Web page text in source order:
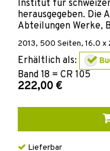
Institut für
herausgegeben. Die
Abteilungen Werke,
2013, 500 Seiten, 16.0 x
Erhältlich als:
Band 18 = CR 105
222,00 €
Lieferbar